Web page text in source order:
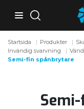
Startsida Produkter
Invändig svarvning
Semi-fin spånbrytare